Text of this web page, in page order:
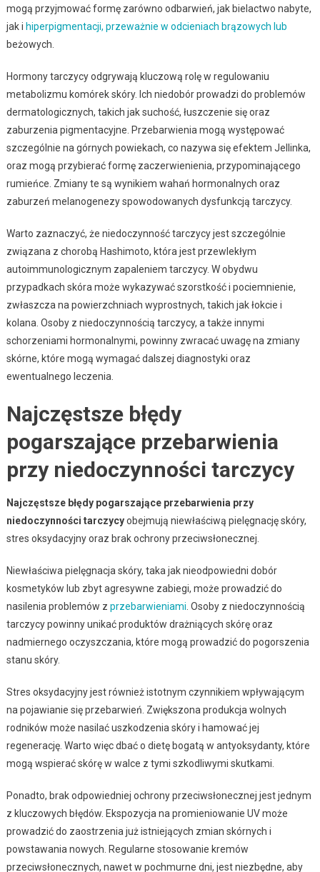
mogą przyjmować formę zarówno odbarwień, jak bielactwo nabyte,
jak i hiperpigmentacji, przeważnie w odcieniach brązowych lub
beżowych.
Hormony tarczycy odgrywają kluczową rolę w regulowaniu
metabolizmu komórek skóry. Ich niedobór prowadzi do problemów
dermatologicznych, takich jak suchość, łuszczenie się oraz
zaburzenia pigmentacyjne. Przebarwienia mogą występować
szczególnie na górnych powiekach, co nazywa się efektem Jellinka,
oraz mogą przybierać formę zaczerwienienia, przypominającego
rumieńce. Zmiany te są wynikiem wahań hormonalnych oraz
zaburzeń melanogenezy spowodowanych dysfunkcją tarczycy.
Warto zaznaczyć, że niedoczynność tarczycy jest szczególnie
związana z chorobą Hashimoto, która jest przewlekłym
autoimmunologicznym zapaleniem tarczycy. W obydwu
przypadkach skóra może wykazywać szorstkość i pociemnienie,
zwłaszcza na powierzchniach wyprostnych, takich jak łokcie i
kolana. Osoby z niedoczynnością tarczycy, a także innymi
schorzeniami hormonalnymi, powinny zwracać uwagę na zmiany
skórne, które mogą wymagać dalszej diagnostyki oraz
ewentualnego leczenia.
Najczęstsze błędy
pogarszające przebarwienia
przy niedoczynności tarczycy
Najczęstsze błędy pogarszające przebarwienia przy
niedoczynności tarczycyobejmują niewłaściwą pielęgnację skóry,
stres oksydacyjny oraz brak ochrony przeciwsłonecznej.
Niewłaściwa pielęgnacja skóry, taka jak nieodpowiedni dobór
kosmetyków lub zbyt agresywne zabiegi, może prowadzić do
nasilenia problemów z przebarwieniami . Osoby z niedoczynnością
tarczycy powinny unikać produktów drażniących skórę oraz
nadmiernego oczyszczania, które mogą prowadzić do pogorszenia
stanu skóry.
Stres oksydacyjny jest również istotnym czynnikiem wpływającym
na pojawianie się przebarwień. Zwiększona produkcja wolnych
rodników może nasilać uszkodzenia skóry i hamować jej
regenerację. Warto więc dbać o dietę bogatą w antyoksydanty, które
mogą wspierać skórę w walce z tymi szkodliwymi skutkami.
Ponadto, brak odpowiedniej ochrony przeciwsłonecznej jest jednym
z kluczowych błędów. Ekspozycja na promieniowanie UV może
prowadzić do zaostrzenia już istniejących zmian skórnych i
powstawania nowych. Regularne stosowanie kremów
przeciwsłonecznych, nawet w pochmurne dni, jest niezbędne, aby